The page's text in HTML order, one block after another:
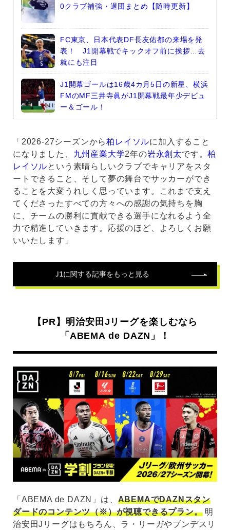
0クラブ補強・退団まとめ【随時更新】
FC東京、日本代表DF長友佑都の来場を発
表！ J1開幕戦でキックオフ前に挨拶…去
就にも注目
J1開幕ゴールは16歳4カ月5日の新星、横浜
FMのMF三井寺眞がJ1開幕戦最年少デビュ
ー＆ゴール！
「2026-27シーズンから柏レイソルに加入すること
になりました、 九州産業大学2年の岩永創太です。柏
レイソルという素晴らしいクラブでキャリアをスタ
ートできること、そして夢の舞台でサッカーができ
ることを大変うれしく思っています。これまで支え
てくださったすべての方々への感謝の気持ちを胸
に、チームの勝利に貢献できる選手になれるよう全
力で精進していきます。応援のほど、よろしくお願
いいたします」
J1に関する記事をもっと見る
【PR】明治安田Jリーグを楽しむなら
「ABEMA de DAZN」！
「ABEMA de DAZN」は、 ABEMAでDAZNスタン
ダードのコンテンツ（※）が視聴できるプラン。明
治安田Jリーグはもちろん、ラ・リーガやブンデスリ